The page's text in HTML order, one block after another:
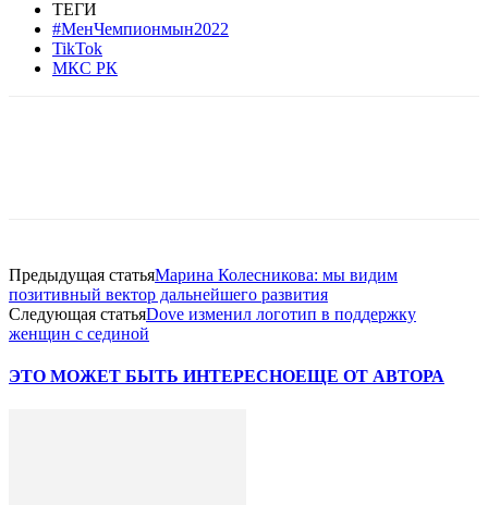
ТЕГИ
#МенЧемпионмын2022
TikTok
МКС РК
Предыдущая статьяМарина Колесникова: мы видим
позитивный вектор дальнейшего развития
Следующая статьяDove изменил логотип в поддержку
женщин с сединой
ЭТО МОЖЕТ БЫТЬ ИНТЕРЕСНОЕЩЕ ОТ АВТОРА